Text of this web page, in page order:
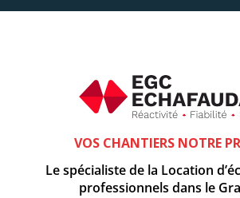
VOS CHANTIERS NOTRE
Le spécialiste de la Location
professionnels dans le